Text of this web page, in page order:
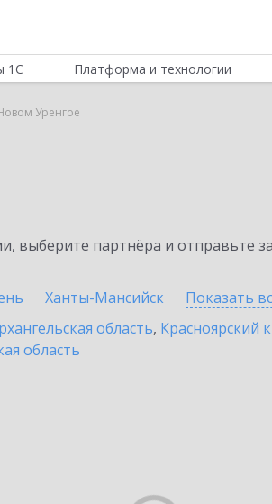
1С Платформа и технологии
Уренгое
партнёра и отправьте
Ханты-Мансийск Показать
область, Красноярский
область